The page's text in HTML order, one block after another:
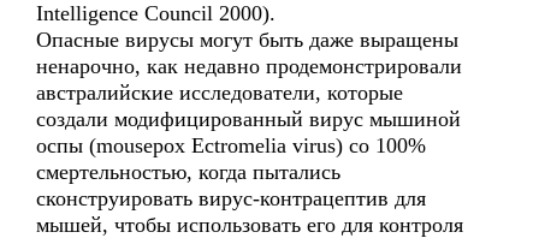
Intelligence Council 2000).
Опасные вирусы могут быть даже выращены
ненарочно, как недавно продемонстрировали
австралийские исследователи, которые
создали модифицированный вирус мышиной
оспы (mousepox Ectromelia virus) со 100%
смертельностью, когда пытались
сконструировать вирус-контрацептив для
мышей, чтобы использовать его для контроля